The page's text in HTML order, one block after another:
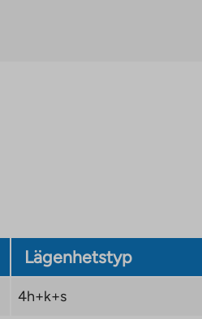
Lägenhetstyp
4h+k+s